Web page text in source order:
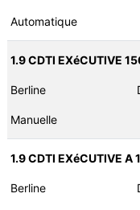
Automatique
1.9 CDTI EXéCUTIVE
Berline
Manuelle
1.9 CDTI EXéCUTIVE
Berline